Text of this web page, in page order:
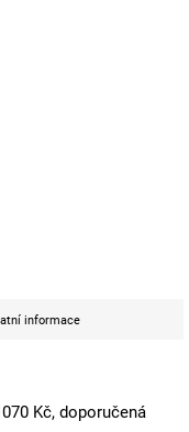
informace
Kč, doporučená